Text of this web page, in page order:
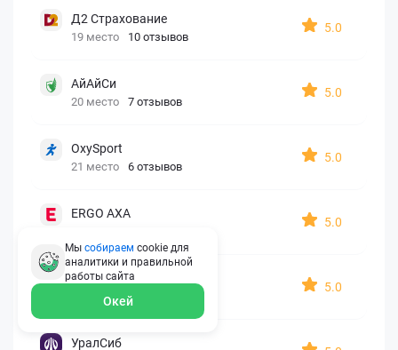
Д2 Страхование
19 место 10 отзывов
5.0
АйАйСи
20 место 7 отзывов
5.0
OxySport
21 место 6 отзывов
5.0
ERGO AXA
5.0
Oxy Travel Premium
23 место 1 отзыв
5.0
УралСиб
Мы собираем cookie для
аналитики и правильной
работы сайта
Окей